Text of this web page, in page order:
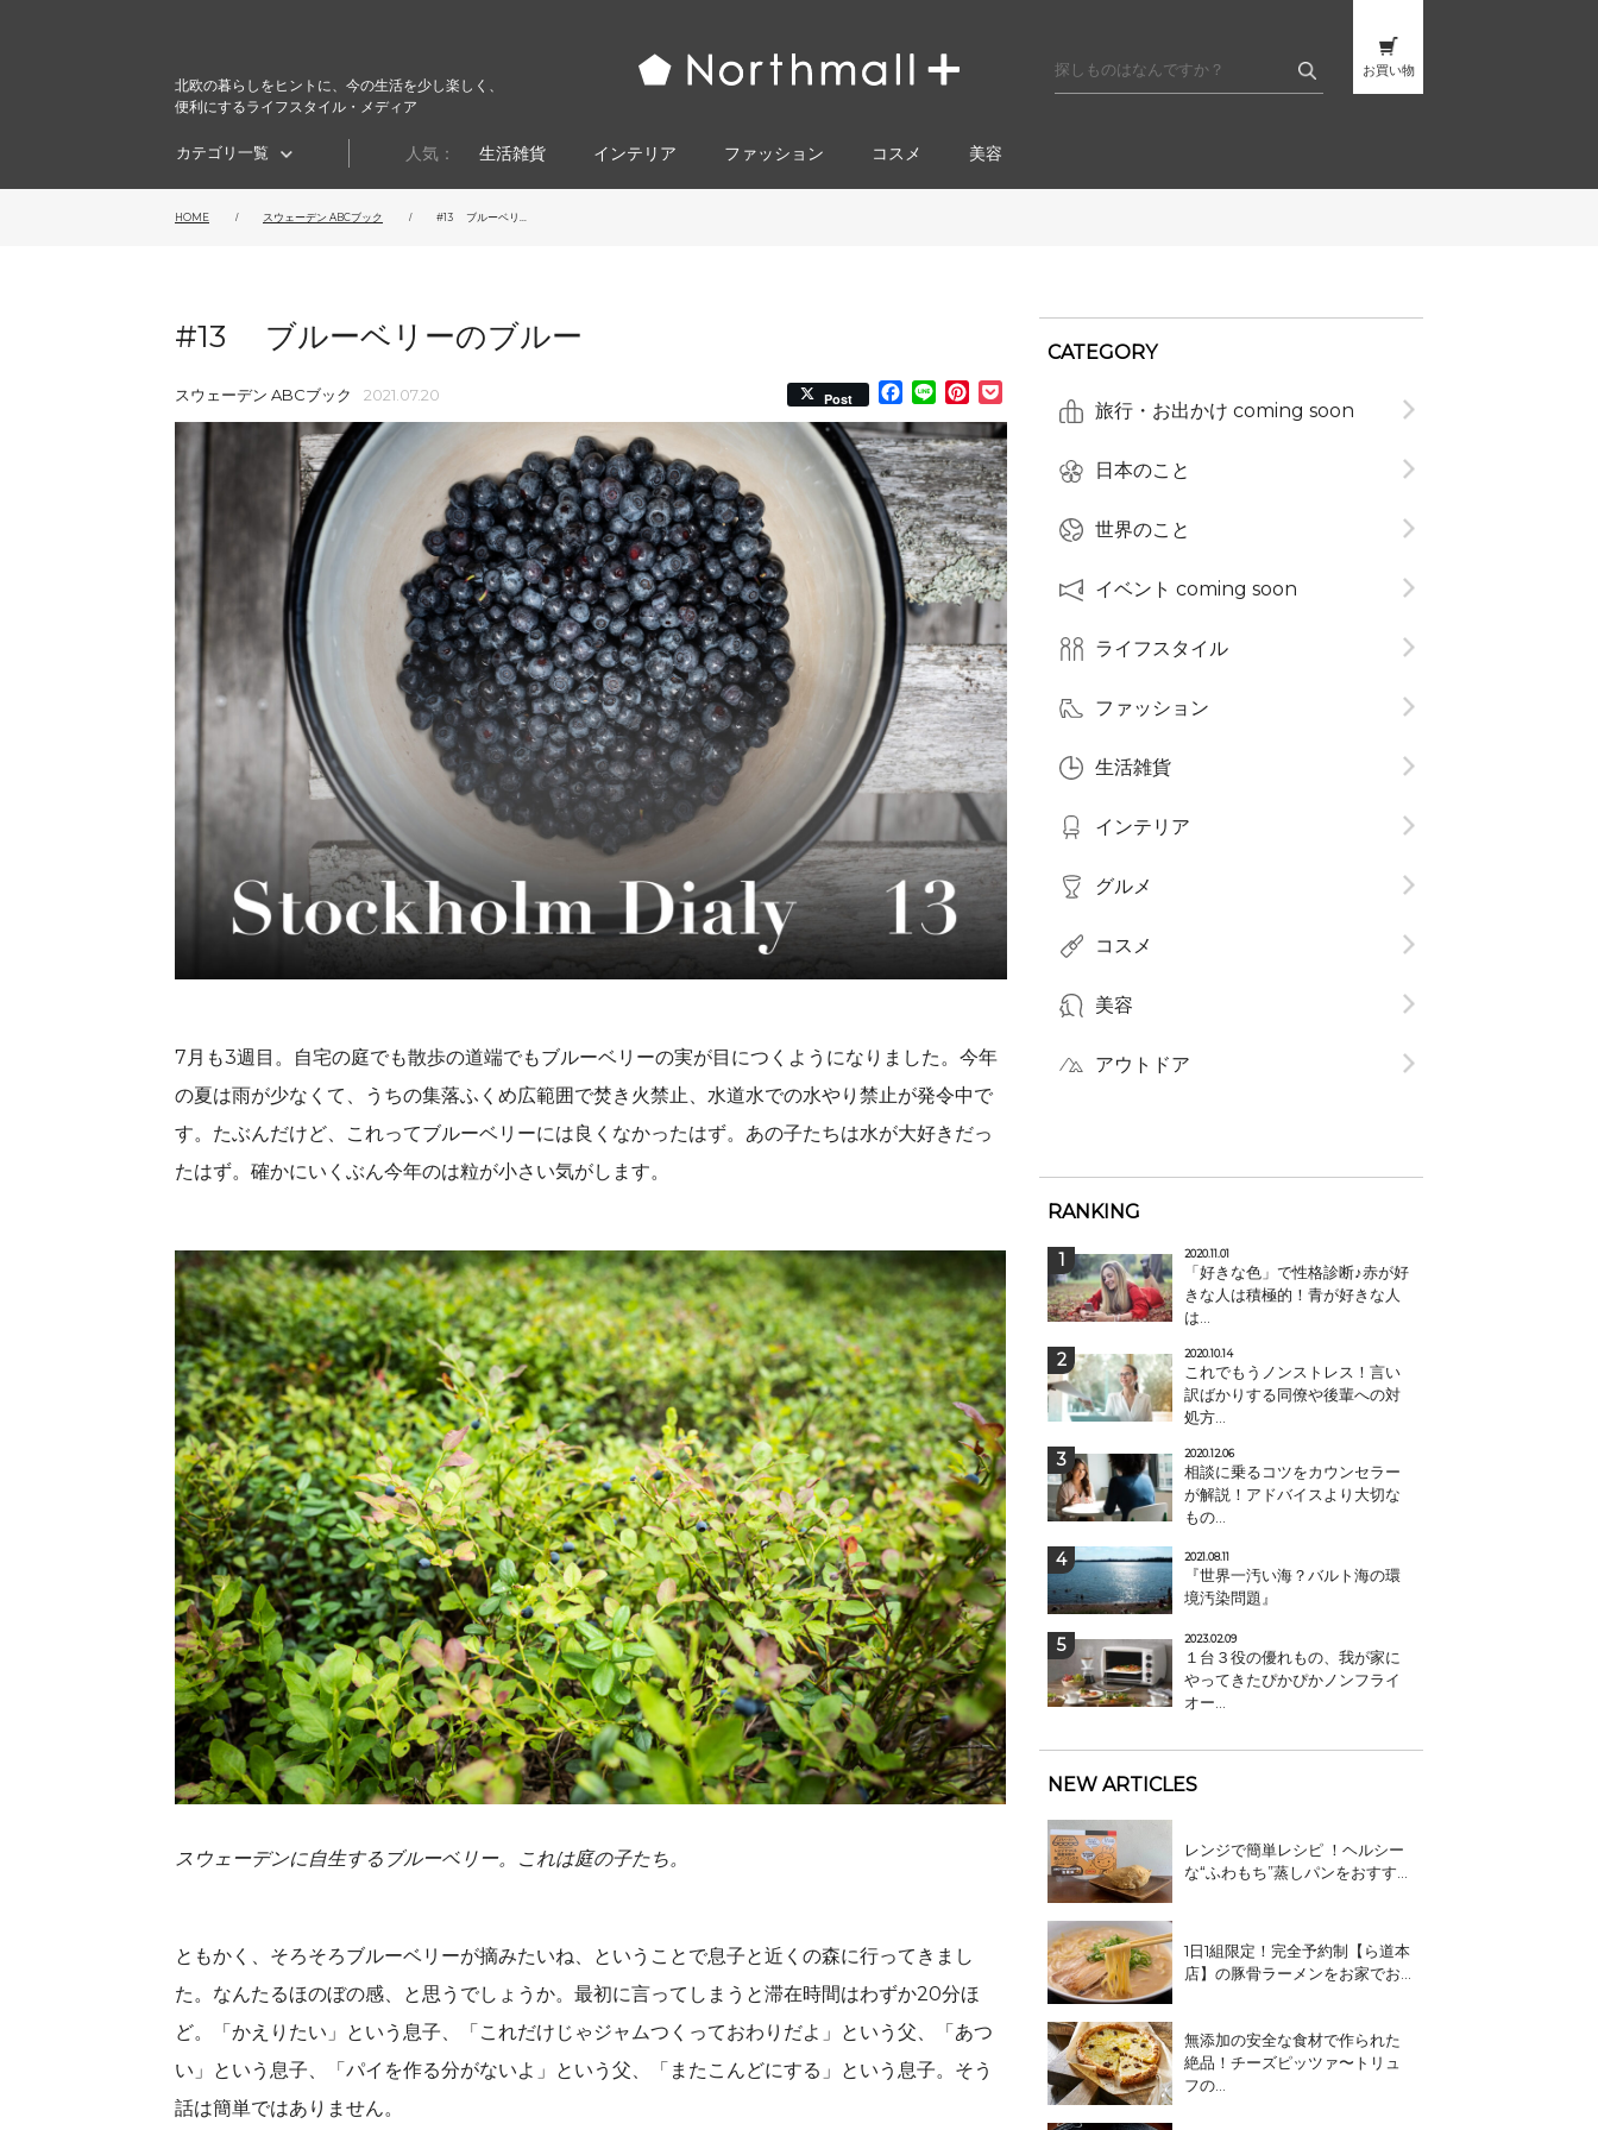
北欧の暮らしをヒントに、今の生活を少し楽しく、
便利にするライフスタイル・メディア
お買い物
カテゴリ一覧 人気： 生活雑貨 インテリア ファッション コスメ​ 美容
HOME スウェーデン ABCブック #13 ブルーベリ...
#13 ブルーベリーのブルー
スウェーデン ABCブック 2021.07.20 Post Facebook
Line Pinterest
7月も3週目。自宅の庭でも散歩の道端でもブルーベリーの実が目につくようになりました。今年
の夏は雨が少なくて、うちの集落ふくめ広範囲で焚き火禁止、水道水での水やり禁止が発令中で
す。たぶんだけど、これってブルーベリーには良くなかったはず。あの子たちは水が大好きだっ
たはず。確かにいくぶん今年のは粒が小さい気がします。
スウェーデンに自生するブルーベリー。 これは庭の子たち。
ともかく、そろそろブルーベリーが摘みたいね、ということで息子と近くの森に行ってきまし
た。なんたるほのぼの感、と思うでしょうか。最初に言ってしまうと滞在時間はわずか20分ほ
ど。「かえりたい」という息子、「これだけじゃジャムつくっておわりだよ」という父、「あつ
い」という息子、「パイを作る分がないよ」という父、「またこんどにする」という息子。そう
話は簡単ではありません。
CATEGORY
旅行・お出かけ coming soon
日本のこと
世界のこと
イベント coming soon
ライフスタイル
ファッション
生活雑貨
インテリア
グルメ
コスメ​
美容
アウトドア
RANKING
2020.11.01
「好きな色」で性格診断♪赤が好
きな人は積極的！青が好きな人
は...
2020.10.14
これでもうノンストレス！言い
訳ばかりする同僚や後輩への対
処方...
2020.12.06
相談に乗るコツをカウンセラー
が解説！アドバイスより大切な
もの...
2021.08.11
『世界一汚い海？バルト海の環
境汚染問題』
2023.02.09
１台３役の優れもの、我が家に
やってきたぴかぴかノンフライ
オー...
NEW ARTICLES
レンジで簡単レシピ ！ヘルシー
な“ふわもち”蒸しパンをおすす...
1日1組限定！完全予約制【ら道本
店】の豚骨ラーメンをお家でお...
無添加の安全な食材で作られた
絶品！チーズピッツァ〜トリュ
フの...